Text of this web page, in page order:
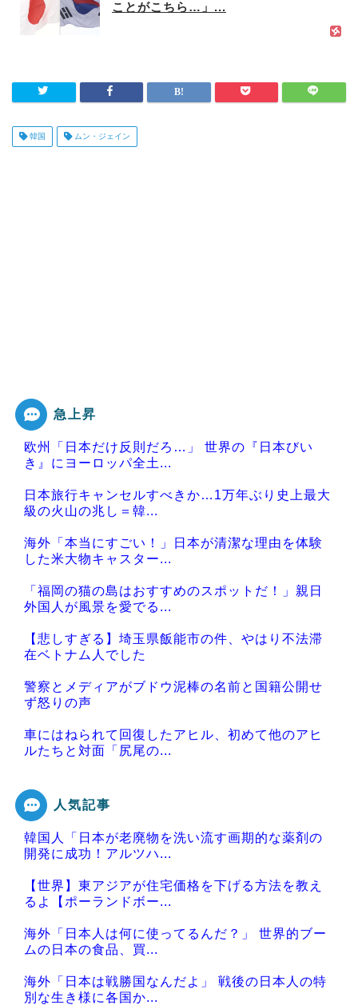
ことがこちら…」...
韓国 ムン・ジェイン
急上昇
欧州「日本だけ反則だろ…」 世界の『日本びい
き』にヨーロッパ全土...
日本旅行キャンセルすべきか…1万年ぶり史上最大
級の火山の兆し＝韓...
海外「本当にすごい！」日本が清潔な理由を体験
した米大物キャスター...
「福岡の猫の島はおすすめのスポットだ！」親日
外国人が風景を愛でる...
【悲しすぎる】埼玉県飯能市の件、やはり不法滞
在ベトナム人でした
警察とメディアがブドウ泥棒の名前と国籍公開せ
ず怒りの声
車にはねられて回復したアヒル、初めて他のアヒ
ルたちと対面「尻尾の...
Powered by livedoor 相互RSS
人気記事
韓国人「日本が老廃物を洗い流す画期的な薬剤の
開発に成功！アルツハ...
【世界】東アジアが住宅価格を下げる方法を教え
るよ【ポーランドボー...
海外「日本人は何に使ってるんだ？」 世界的ブー
ムの日本の食品、買...
海外「日本は戦勝国なんだよ」 戦後の日本人の特
別な生き様に各国か...